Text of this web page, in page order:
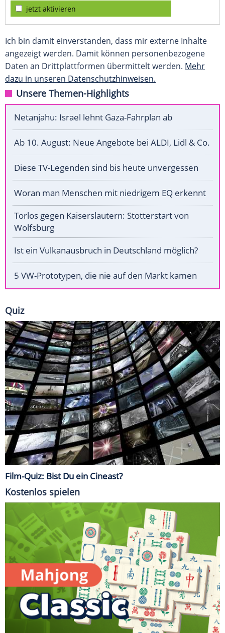
jetzt aktivieren
Ich bin damit einverstanden, dass mir externe Inhalte
angezeigt werden. Damit können personenbezogene
Daten an Drittplattformen übermittelt werden. Mehr
dazu in unseren Datenschutzhinweisen.
Unsere Themen-Highlights
Netanjahu: Israel lehnt Gaza-Fahrplan ab
Ab 10. August: Neue Angebote bei ALDI, Lidl & Co.
Diese TV-Legenden sind bis heute unvergessen
Woran man Menschen mit niedrigem EQ erkennt
Torlos gegen Kaiserslautern: Stotterstart von
Wolfsburg
Ist ein Vulkanausbruch in Deutschland möglich?
5 VW-Prototypen, die nie auf den Markt kamen
Quiz
Film-Quiz: Bist Du ein Cineast?
Kostenlos spielen